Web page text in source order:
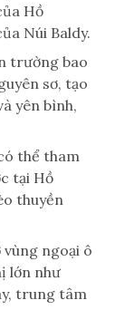
Hồ
Núi Baldy.
trường bao
sơ, tạo
yên bình,
thể tham
tại Hồ
thuyền
vùng ngoại ô
lớn như
trung tâm